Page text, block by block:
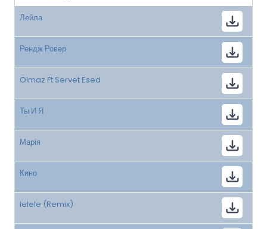
Лейла
Рендж Ровер
Olmaz Ft Servet Esed
Ты И Я
Марія
Кино
Ielele (Remix)